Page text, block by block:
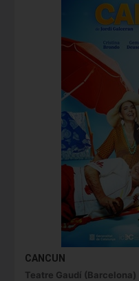
CANCUN
Teatre Gaudí (Barcelona)